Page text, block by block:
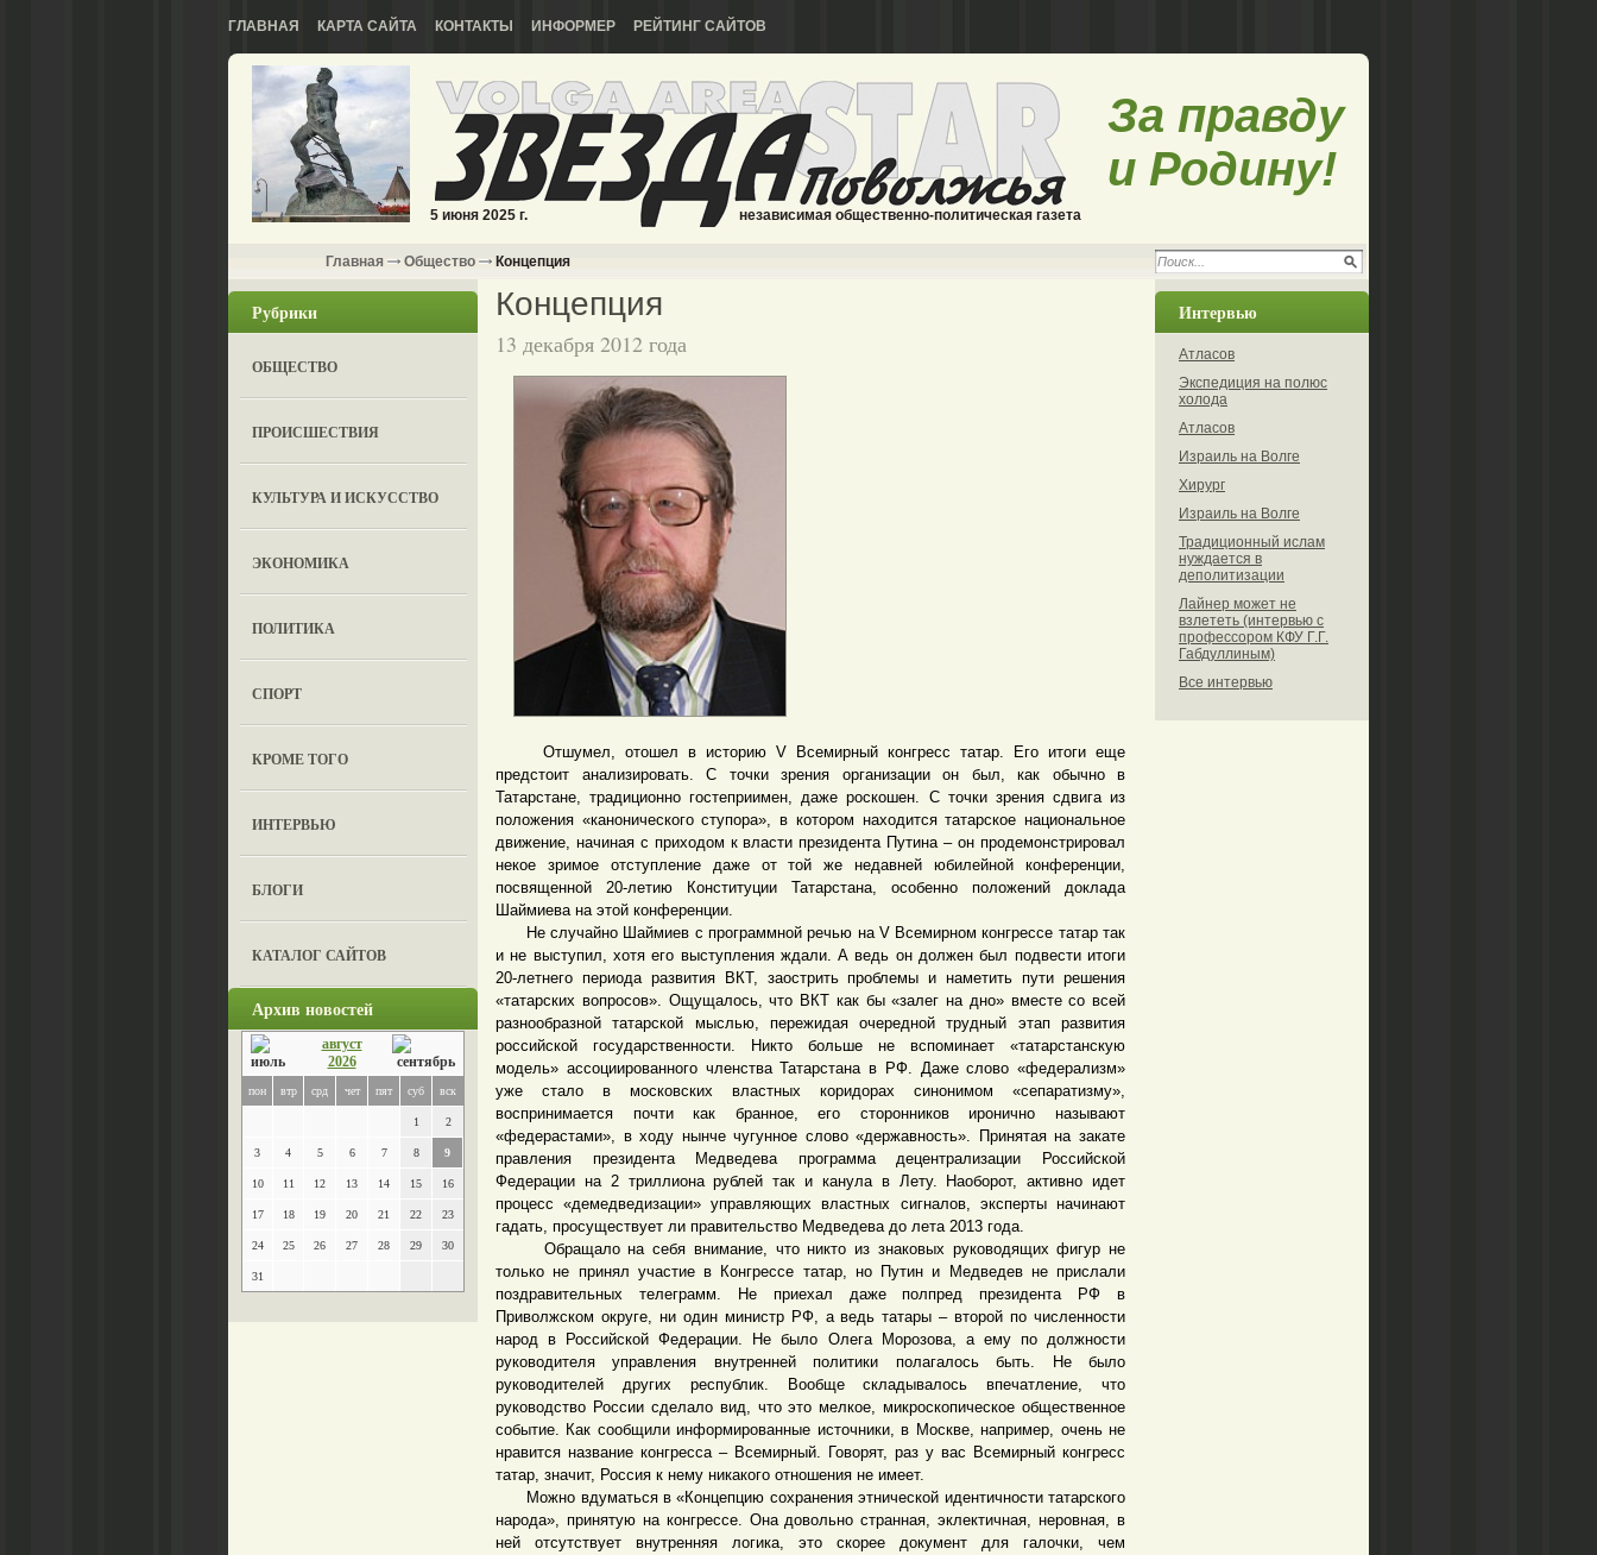
ГЛАВНАЯ КАРТА САЙТА КОНТАКТЫ ИНФОРМЕР РЕЙТИНГ САЙТОВ
5 июня 2025 г. независимая общественно-политическая газета
За правду
и Родину!
Главная Общество Концепция
Рубрики
ОБЩЕСТВО
ПРОИСШЕСТВИЯ
КУЛЬТУРА И ИСКУССТВО
ЭКОНОМИКА
ПОЛИТИКА
СПОРТ
КРОМЕ ТОГО
ИНТЕРВЬЮ
БЛОГИ
КАТАЛОГ САЙТОВ
Архив новостей
август
2026
пон втр срд чет пят суб вск
1 2
3 4 5 6 7 8 9
10 11 12 13 14 15 16
17 18 19 20 21 22 23
24 25 26 27 28 29 30
31
Концепция
13 декабря 2012 года
Отшумел, отошел в историю V Всемирный конгресс татар. Его итоги еще
предстоит анализировать. С точки зрения организации он был, как обычно в
Татарстане, традиционно гостеприимен, даже роскошен. С точки зрения сдвига из
положения «канонического ступора», в котором находится татарское национальное
движение, начиная с приходом к власти президента Путина – он продемонстрировал
некое зримое отступление даже от той же недавней юбилейной конференции,
посвященной 20-летию Конституции Татарстана, особенно положений доклада
Шаймиева на этой конференции.
Не случайно Шаймиев с программной речью на V Всемирном конгрессе татар так
и не выступил, хотя его выступления ждали. А ведь он должен был подвести итоги
20-летнего периода развития ВКТ, заострить проблемы и наметить пути решения
«татарских вопросов». Ощущалось, что ВКТ как бы «залег на дно» вместе со всей
разнообразной татарской мыслью, пережидая очередной трудный этап развития
российской государственности. Никто больше не вспоминает «татарстанскую
модель» ассоциированного членства Татарстана в РФ. Даже слово «федерализм»
уже стало в московских властных коридорах синонимом «сепаратизму»,
воспринимается почти как бранное, его сторонников иронично называют
«федерастами», в ходу нынче чугунное слово «державность». Принятая на закате
правления президента Медведева программа децентрализации Российской
Федерации на 2 триллиона рублей так и канула в Лету. Наоборот, активно идет
процесс «демедведизации» управляющих властных сигналов, эксперты начинают
гадать, просуществует ли правительство Медведева до лета 2013 года.
Обращало на себя внимание, что никто из знаковых руководящих фигур не
только не принял участие в Конгрессе татар, но Путин и Медведев не прислали
поздравительных телеграмм. Не приехал даже полпред президента РФ в
Приволжском округе, ни один министр РФ, а ведь татары – второй по численности
народ в Российской Федерации. Не было Олега Морозова, а ему по должности
руководителя управления внутренней политики полагалось быть. Не было
руководителей других республик. Вообще складывалось впечатление, что
руководство России сделало вид, что это мелкое, микроскопическое общественное
событие. Как сообщили информированные источники, в Москве, например, очень не
нравится название конгресса – Всемирный. Говорят, раз у вас Всемирный конгресс
татар, значит, Россия к нему никакого отношения не имеет.
Можно вдуматься в «Концепцию сохранения этнической идентичности татарского
народа», принятую на конгрессе. Она довольно странная, эклектичная, неровная, в
ней отсутствует внутренняя логика, это скорее документ для галочки, чем
Интервью
Атласов
Экспедиция на полюс
холода
Атласов
Израиль на Волге
Хирург
Израиль на Волге
Традиционный ислам
нуждается в
деполитизации
Лайнер может не
взлететь (интервью с
профессором КФУ Г.Г.
Габдуллиным)
Все интервью